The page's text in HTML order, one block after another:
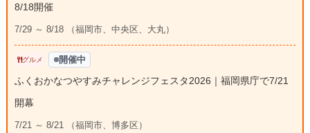
8/18開催
7/29 ～ 8/18 （福岡市、中央区、大丸）
グルメ 開催中
ふくおかなつやすみチャレンジフェスタ2026｜福岡県庁で7/21
開幕
7/21 ～ 8/21 （福岡市、博多区）